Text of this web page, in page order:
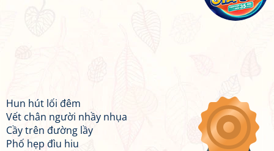
Hun hút lối đêm
Vết chân người nhầy nhụa
Cầy trên đường lầy
Phố hẹp đìu hiu